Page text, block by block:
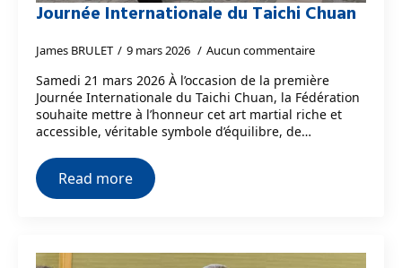
Journée Internationale du Taichi Chuan
James BRULET 9 mars 2026 Aucun commentaire
Samedi 21 mars 2026 À l’occasion de la première
Journée Internationale du Taichi Chuan, la Fédération
souhaite mettre à l’honneur cet art martial riche et
accessible, véritable symbole d’équilibre, de…
Read more